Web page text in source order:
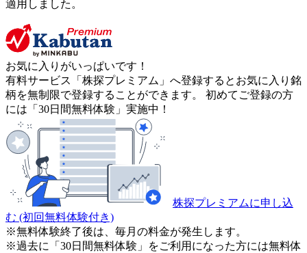
適用しました。
お気に入りがいっぱいです！
有料サービス「株探プレミアム」へ登録するとお気に入り銘
柄を無制限で登録することができます。 初めてご登録の方
には「30日間無料体験」実施中！
株探プレミアムに申し込
む (初回無料体験付き)
※無料体験終了後は、毎月の料金が発生します。
※過去に「30日間無料体験」をご利用になった方には無料体